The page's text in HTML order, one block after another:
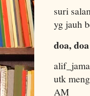
suri
yg jauh
doa,
utk
AM